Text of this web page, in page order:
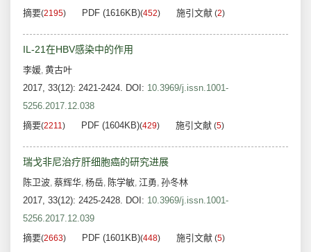
摘要(2195) PDF (1616KB)(452) 施引文献 (2)
IL-21在HBV感染中的作用
李媛, 黄古叶
2017, 33(12): 2421-2424. DOI: 10.3969/j.issn.1001-
5256.2017.12.038
摘要(2211) PDF (1604KB)(429) 施引文献 (5)
瑞戈非尼治疗肝细胞癌的研究进展
陈卫波, 蔡辉华, 杨岳, 陈学敏, 江勇, 孙冬林
2017, 33(12): 2425-2428. DOI: 10.3969/j.issn.1001-
5256.2017.12.039
摘要(2663) PDF (1601KB)(448) 施引文献 (5)